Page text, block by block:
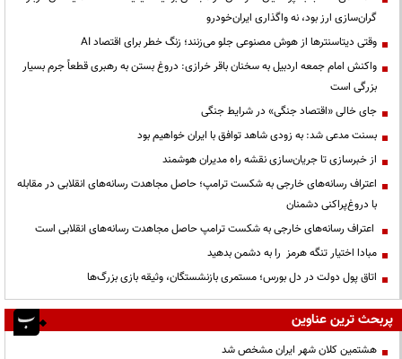
گران‌سازی ارز بود، نه واگذاری ایران‌خودرو
وقتی دیتاسنترها از هوش مصنوعی جلو می‌زنند؛ زنگ خطر برای اقتصاد AI
واکنش امام جمعه اردبیل به سخنان باقر خرازی: دروغ بستن به رهبری قطعاً جرم بسیار
بزرگی است
جای خالی «اقتصاد جنگی» در شرایط جنگی
بسنت مدعی شد: به زودی شاهد توافق با ایران خواهیم بود
از خبرسازی تا جریان‌سازی نقشه راه مدیران هوشمند
اعتراف رسانه‌های خارجی به شکست ترامپ؛ حاصل مجاهدت رسانه‌های انقلابی در مقابله
با دروغ‌پراکنی دشمنان
اعتراف رسانه‌های خارجی به شکست ترامپ حاصل مجاهدت رسانه‌های انقلابی است
مبادا اختیار تنگه هرمز را به دشمن بدهید
اتاق پول دولت در دل بورس؛ مستمری بازنشستگان، وثیقه بازی بزرگ‌ها
پربحث ترین عناوین
هشتمین کلان شهر ایران مشخص شد